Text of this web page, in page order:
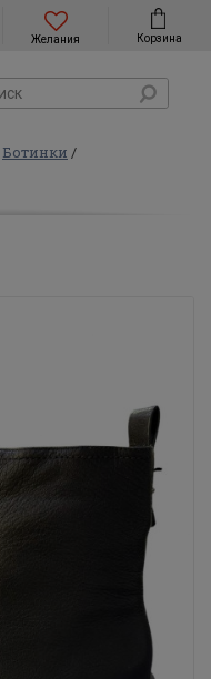
Желания Корзина
Ботинки